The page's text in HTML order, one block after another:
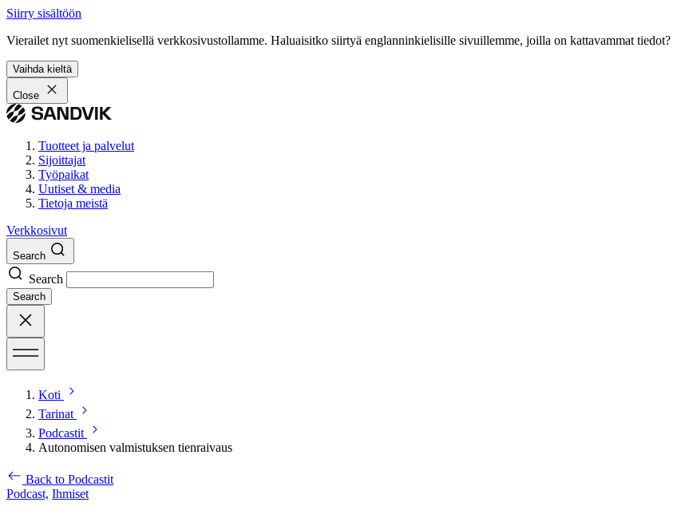
Siirry sisältöön
Vierailet nyt suomenkielisellä verkkosivustollamme. Haluaisitko siirtyä englanninkielisille sivuillemme, joilla on kattavammat tiedot?
Vaihda kieltä
Close
Tuotteet ja palvelut
Sijoittajat
Työpaikat
Uutiset & media
Tietoja meistä
Verkkosivut
Search
Search
Search
Koti
Tarinat
Podcastit
Autonomisen valmistuksen tienraivaus
Back to Podcastit
Podcast, Ihmiset